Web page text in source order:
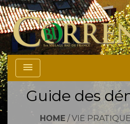
menu
Guide des
HOME/ VIE PRATIQUE